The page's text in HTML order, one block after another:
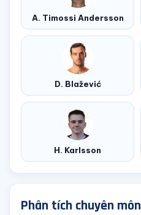
A. Timossi Andersson
D. Blažević
H. Karlsson
Phân tích chuyên môn